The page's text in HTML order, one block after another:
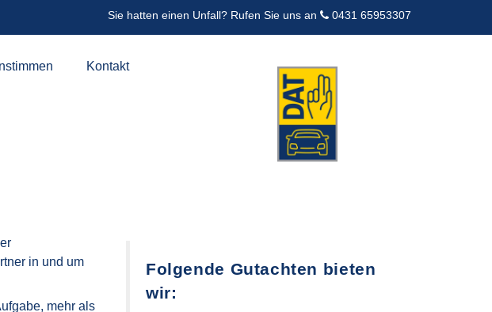
Sie hatten einen Unfall? Rufen Sie uns an 0431 65953307
Kontakt
in und um
mehr als
Folgende Gutachten bieten
wir: